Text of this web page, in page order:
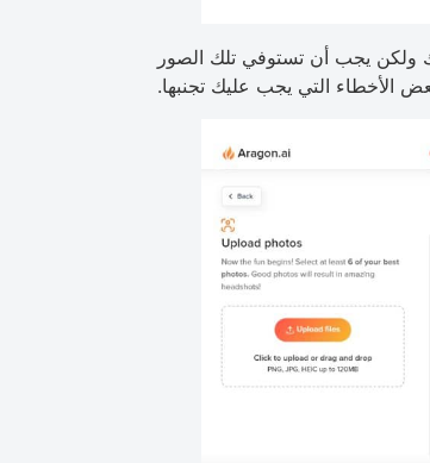
لا يقل عن 6 صور وعلى الأكثر 10 من صورك ولكن يجب أن تستوفي تلك الصور
الأخطاء التي يجب عليك تجنبها.